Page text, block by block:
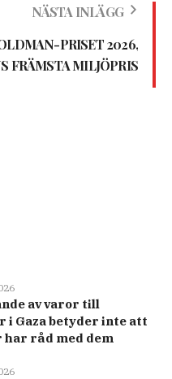
NÄSTA INLÄGG
PRISET 2026,
FRÄMSTA MILJÖPRIS
av varor till
i Gaza betyder inte att
har råd med dem